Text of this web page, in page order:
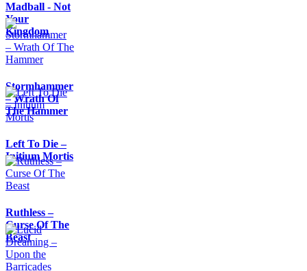
Madball - Not
Your
Kingdom
Stormhammer
– Wrath Of
The Hammer
Left To Die –
Initium Mortis
Ruthless –
Curse Of The
Beast